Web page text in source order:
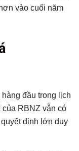
vào cuối năm
đầu trong lịch
của RBNZ vẫn có
định lớn duy